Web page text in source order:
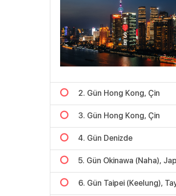
2. Gün Hong Kong, Çin
3. Gün Hong Kong, Çin
4. Gün Denizde
5. Gün Okinawa (Naha),
6. Gün Taipei (Keelung),